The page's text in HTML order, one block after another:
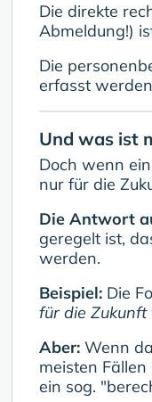
Die direkte
Abmeldung!)
Die
erfasst
Und was ist
Doch wenn
nur für die
Die Antwort
geregelt ist,
werden.
Beispiel: Die
für die Zukunft
Aber:Wenn
meisten
ein sog.